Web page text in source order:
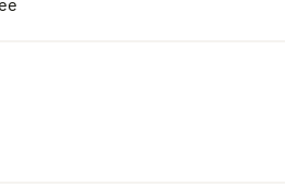
opciones antes